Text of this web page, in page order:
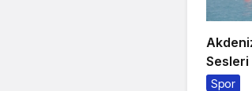
Sesleri
Spor